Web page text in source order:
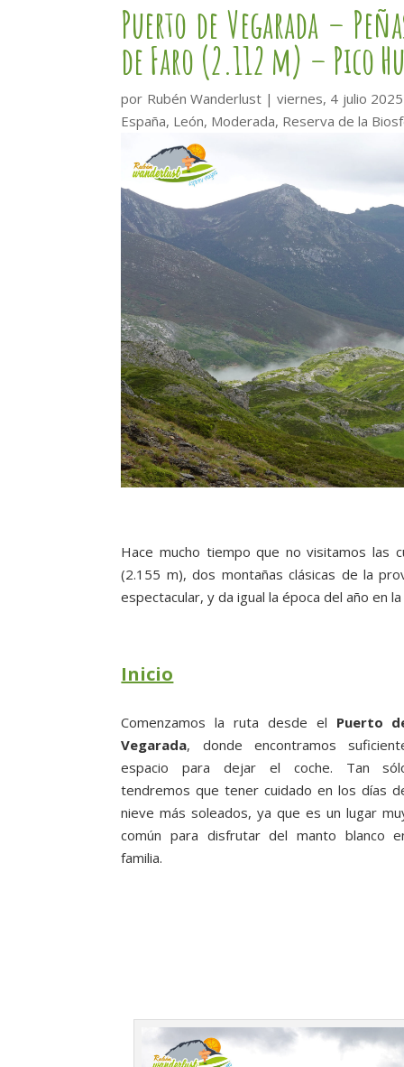
Puerto de Vegarada –
de Faro (2.112 m) – Pico
por Rubén Wanderlust|viernes, 4 julio 2025
España, León, Moderada, Reserva de la
Hace mucho tiempo que no visitamos las
(2.155 m), dos montañas clásicas de la
espectacular, y da igual la época del año en
Inicio
Comenzamos la ruta desde el Puerto
Vegarada, donde encontramos
espacio para dejar el coche. Tan
tendremos que tener cuidado en los días
nieve más soleados, ya que es un lugar
común para disfrutar del manto blanco
familia.